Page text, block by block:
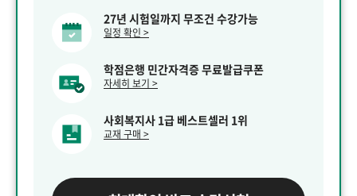
27년 시험일까지 무조건 수강가능
일정 확인 >
학점은행 민간자격증 무료발급쿠폰
자세히 보기 >
사회복지사 1급 베스트셀러 1위
교재 구매 >